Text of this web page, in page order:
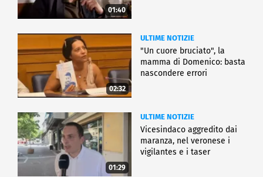
01:40
02:32
ULTIME NOTIZIE
"Un cuore bruciato", la
mamma di Domenico: basta
nascondere errori
01:29
ULTIME NOTIZIE
Vicesindaco aggredito dai
maranza, nel veronese i
vigilantes e i taser